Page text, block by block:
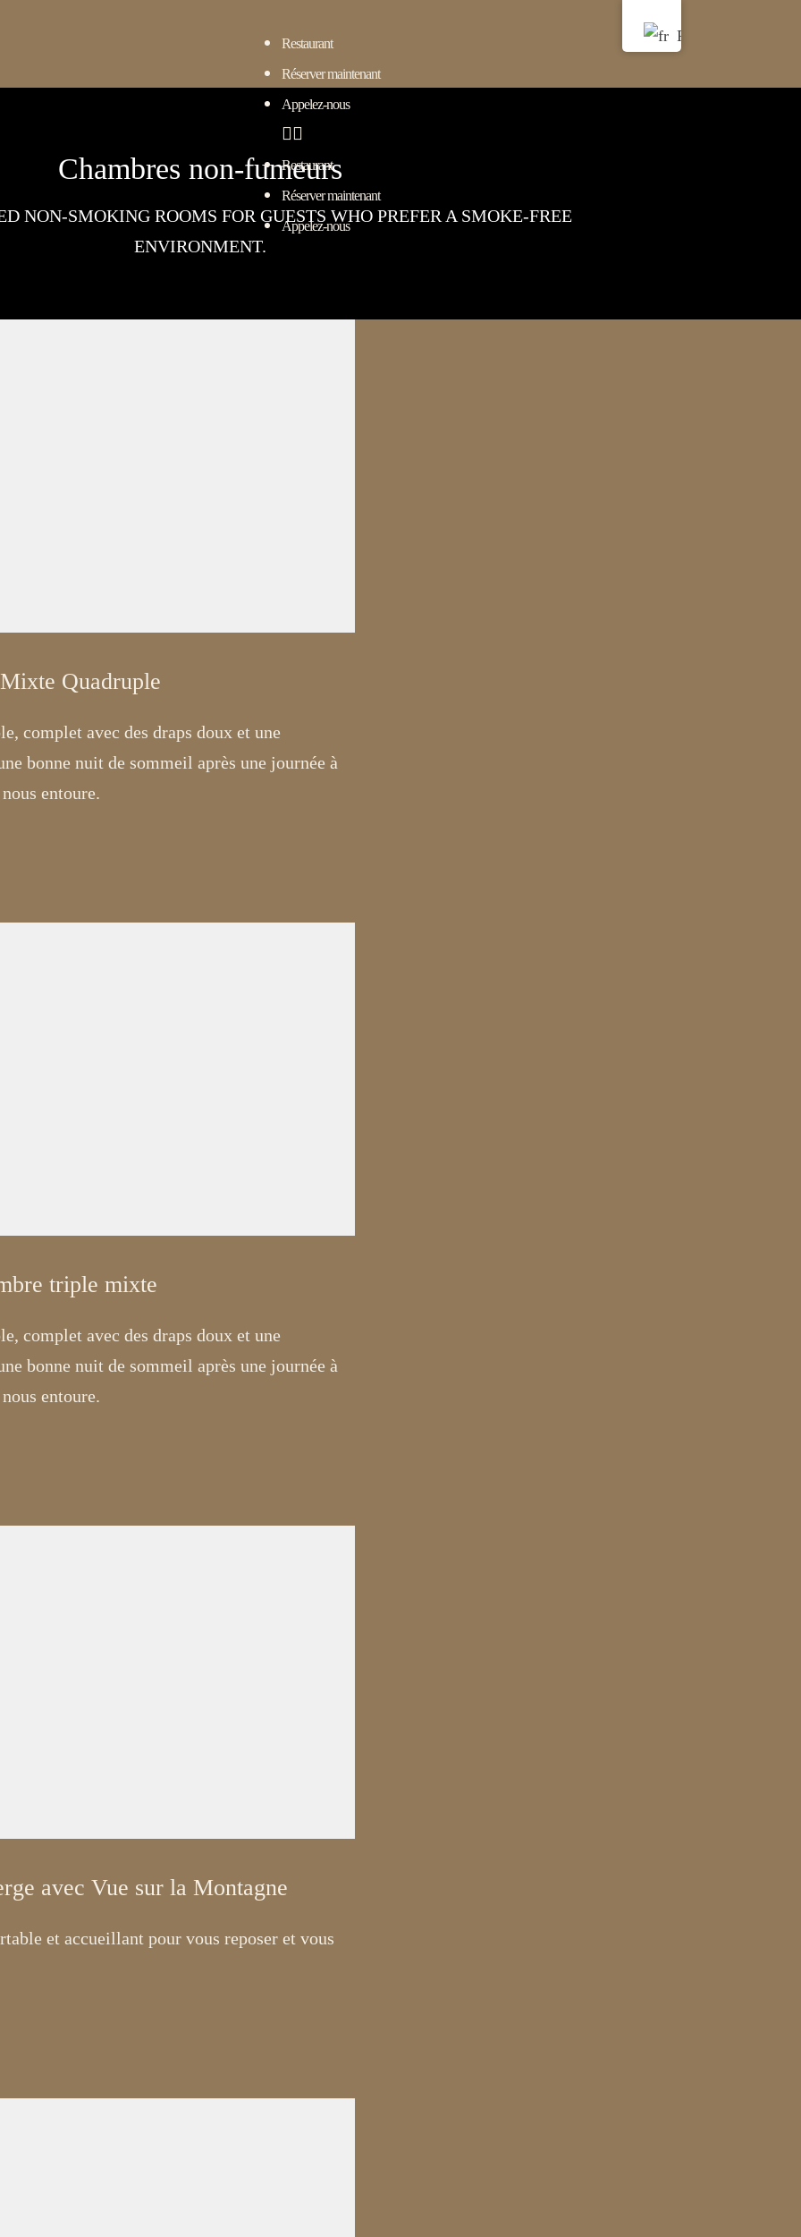
Restaurant
Réserver maintenant
Appelez-nous
Restaurant
Réserver maintenant
Appelez-nous
Chambres non-fumeurs
NON-SMOKING ROOMS FOR GUESTS WHO PREFER A SMOKE-FREE
ENVIRONMENT.
Quadruple
complet avec des draps doux et une
bonne nuit de sommeil après une journée à
entoure.
triple mixte
complet avec des draps doux et une
bonne nuit de sommeil après une journée à
entoure.
avec Vue sur la Montagne
et accueillant pour vous reposer et vous